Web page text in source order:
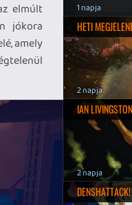
elmúlt
jókora
amely
1 napja
HETI
2 napja
IAN
2 napja
DENSHATTACK!